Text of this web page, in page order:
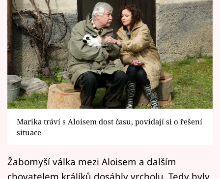
Seriály
Horoskopy
Sledujte prima+
Filmový festival Karlovy Vary
Mámy sobě
Přihlášení
Marika tráví s Aloisem dost času, povídají si o řešení
situace
Žabomyší válka mezi Aloisem a dalším
chovatelem králíků dosáhly vrcholu. Tedy byly